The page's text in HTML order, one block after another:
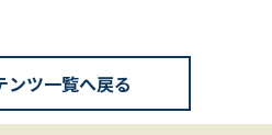
ンツ一覧へ戻る